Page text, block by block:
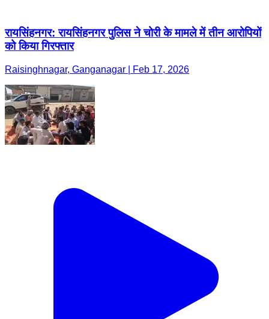
रायसिंहनगर: रायसिंहनगर पुलिस ने चोरी के मामले में तीन आरोपियों
को किया गिरफ्तार
Raisinghnagar, Ganganagar | Feb 17, 2026